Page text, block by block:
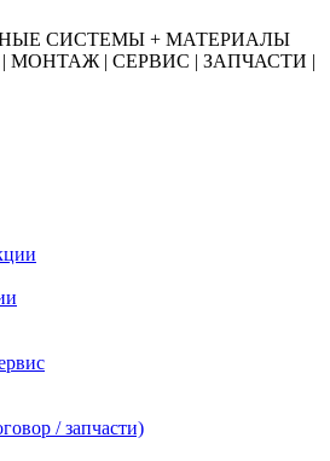
СИСТЕМЫ + МАТЕРИАЛЫ
МОНТАЖ | СЕРВИС | ЗАПЧАСТИ |
/ запчасти)